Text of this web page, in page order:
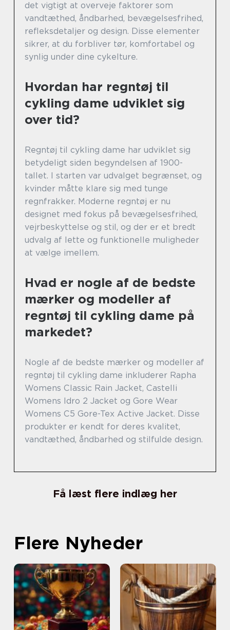
det vigtigt at overveje faktorer som
vandtæthed, åndbarhed, bevægelsesfrihed,
refleksdetaljer og design. Disse elementer
sikrer, at du forbliver tør, komfortabel og
synlig under dine cykelture.
Hvordan har regntøj til
cykling dame udviklet sig
over tid?
Regntøj til cykling dame har udviklet sig
betydeligt siden begyndelsen af 1900-
tallet. I starten var udvalget begrænset, og
kvinder måtte klare sig med tunge
regnfrakker. Moderne regntøj er nu
designet med fokus på bevægelsesfrihed,
vejrbeskyttelse og stil, og der er et bredt
udvalg af lette og funktionelle muligheder
at vælge imellem.
Hvad er nogle af de bedste
mærker og modeller af
regntøj til cykling dame på
markedet?
Nogle af de bedste mærker og modeller af
regntøj til cykling dame inkluderer Rapha
Womens Classic Rain Jacket, Castelli
Womens Idro 2 Jacket og Gore Wear
Womens C5 Gore-Tex Active Jacket. Disse
produkter er kendt for deres kvalitet,
vandtæthed, åndbarhed og stilfulde design.
Få læst flere indlæg her
Flere Nyheder